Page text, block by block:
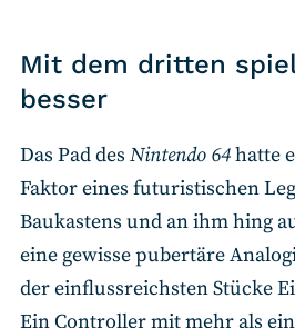
Mit dem dritten
besser
Das Pad des Nintendo 64hatte
Faktor eines futuristischen
Baukastens und an ihm hing
eine gewisse pubertäre
der einflussreichsten Stücke
Ein Controller mit mehr als